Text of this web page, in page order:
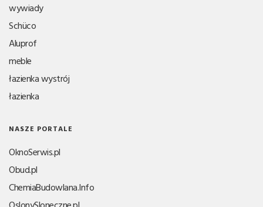
wywiady
Schüco
Aluprof
meble
łazienka wystrój
łazienka
NASZE PORTALE
OknoSerwis.pl
Obud.pl
ChemiaBudowlana.Info